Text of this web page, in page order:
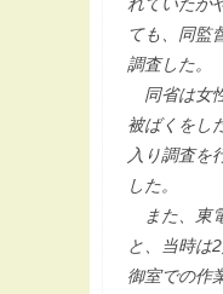
ても、同監
調査した。
同省は女
被ばくをし
入り調査を
した。
また、東
と、当時は
御室での作